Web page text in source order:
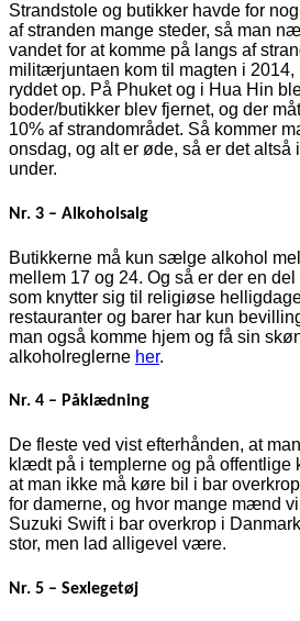
Strandstole og butikker havde for
af stranden mange steder, så man
vandet for at komme på langs af
militærjuntaen kom til magten i 2014,
ryddet op. På Phuket og i Hua Hin
boder/butikker blev fjernet, og der
10% af strandområdet. Så kommer
onsdag, og alt er øde, så er det altså
under.
Nr. 3 – Alkoholsalg
Butikkerne må kun sælge alkohol
mellem 17 og 24. Og så er der en del
som knytter sig til religiøse
restauranter og barer har kun
man også komme hjem og få sin
alkoholreglerne her.
Nr. 4 – Påklædning
De fleste ved vist efterhånden, at
klædt på i templerne og på offentlige
at man ikke må køre bil i bar
for damerne, og hvor mange mænd
Suzuki Swift i bar overkrop i
stor, men lad alligevel være.
Nr. 5 – Sexlegetøj